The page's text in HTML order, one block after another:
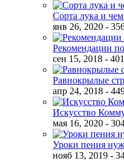
Сорта лука и
янв 26, 2020 -
Рекомендации
сен 15, 2018 -
Равнокрылые
апр 24, 2018 -
Искусство
мая 16, 2020 -
Уроки пения
нояб 13, 2019 -